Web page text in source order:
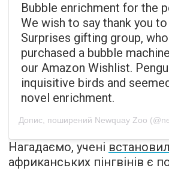
Bubble enrichment for the
We wish to say thank you
Surprises gifting group,
purchased a bubble
our Amazon Wishlist.
inquisitive birds and
novel enrichment.
Допис, поширений Newquay Zoo
Нагадаємо, учені
африканських пінгвінів є